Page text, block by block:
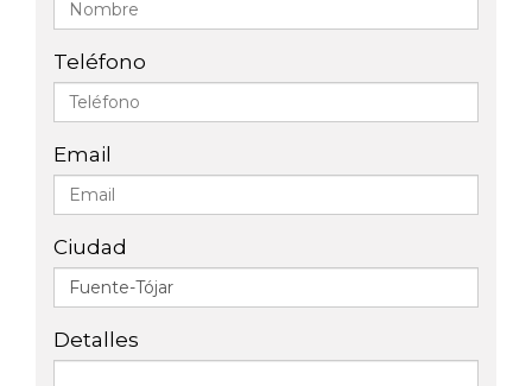
Teléfono
Email
Ciudad
Detalles